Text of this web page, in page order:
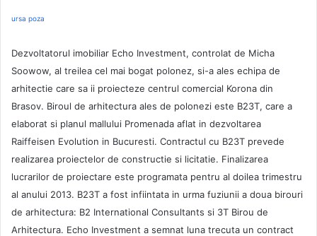
ursa poza
Dezvoltatorul imobiliar Echo Investment, controlat de Micha
Soowow, al treilea cel mai bogat polonez, si-a ales echipa de
arhitectie care sa ii proiecteze centrul comercial Korona din
Brasov. Biroul de arhitectura ales de polonezi este B23T, care a
elaborat si planul mallului Promenada aflat in dezvoltarea
Raiffeisen Evolution in Bucuresti. Contractul cu B23T prevede
realizarea proiectelor de constructie si licitatie. Finalizarea
lucrarilor de proiectare este programata pentru al doilea trimestru
al anului 2013. B23T a fost infiintata in urma fuziunii a doua birouri
de arhitectura: B2 International Consultants si 3T Birou de
Arhitectura. Echo Investment a semnat luna trecuta un contract